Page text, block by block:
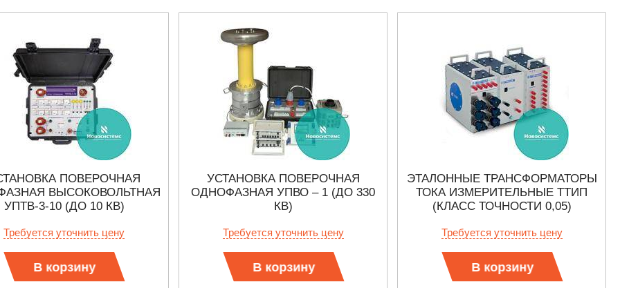
ПОВЕРОЧНАЯ
ВЫСОКОВОЛЬТНАЯ
УПТВ-3-10 (ДО 10 КВ)
Требуется уточнить цену
В корзину
УСТАНОВКА ПОВЕРОЧНАЯ
ОДНОФАЗНАЯ УПВО – 1 (ДО 330
КВ)
Требуется уточнить цену
В корзину
ЭТАЛОННЫЕ ТРАНСФОРМАТОРЫ
ТОКА ИЗМЕРИТЕЛЬНЫЕ ТТИП
(КЛАСС ТОЧНОСТИ 0,05)
Требуется уточнить цену
В корзину